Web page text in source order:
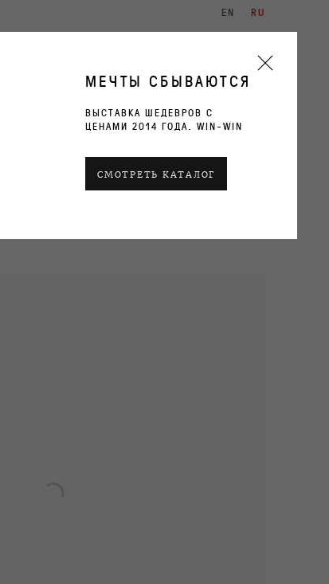
EN RU
ТЕКУЩИЕ ПРОШЛОЕ
МЕЧТЫ СБЫВАЮТСЯ
ВЫСТАВКА ШЕДЕВРОВ С
ЦЕНАМИ 2014 ГОДА. WIN-WIN
СМОТРЕТЬ КАТАЛОГ